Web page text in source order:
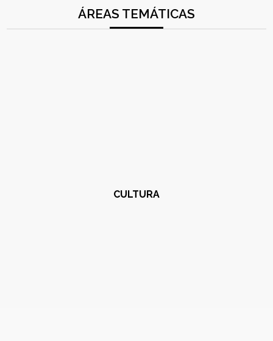
ÁREAS TEMÁTICAS
CULTURA